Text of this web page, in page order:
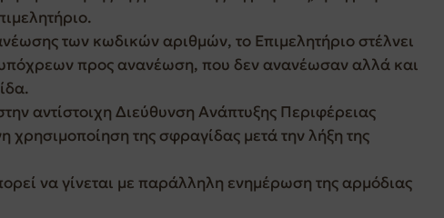
των κωδικών αριθμών, το Επιμελητήριο στέλνει
προς ανανέωση, που δεν ανανέωσαν αλλά και
αντίστοιχη Διεύθυνση Ανάπτυξης Περιφέρειας
χρησιμοποίηση της σφραγίδας μετά την λήξη της
να γίνεται με παράλληλη ενημέρωση της αρμόδιας